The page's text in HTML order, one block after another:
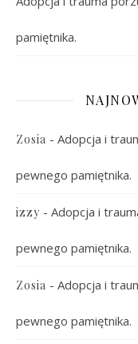
pamiętnika.
Zosia - Adopcja i
pewnego pamiętnika.
izzy - Adopcja i
pewnego pamiętnika.
Zosia - Adopcja i
pewnego pamiętnika.